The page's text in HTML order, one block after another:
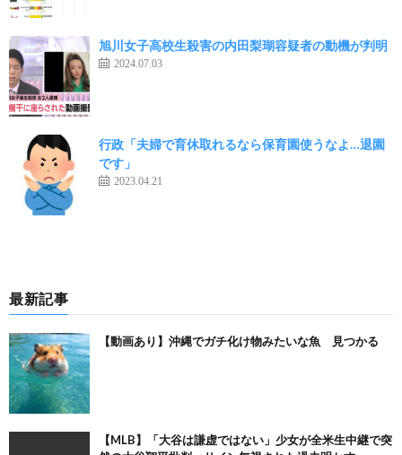
旭川女子高校生殺害の内田梨瑚容疑者の動機が判明
2024.07.03
行政「夫婦で育休取れるなら保育園使うなよ…退園
です」
2023.04.21
最新記事
【動画あり】沖縄でガチ化け物みたいな魚 見つかる
【MLB】「大谷は謙虚ではない」少女が全米生中継で突